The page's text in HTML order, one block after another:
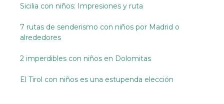
Sicilia con niños: Impresiones y ruta
7 rutas de senderismo con niños por Madrid o
alrededores
2 imperdibles con niños en Dolomitas
El Tirol con niños es una estupenda elección